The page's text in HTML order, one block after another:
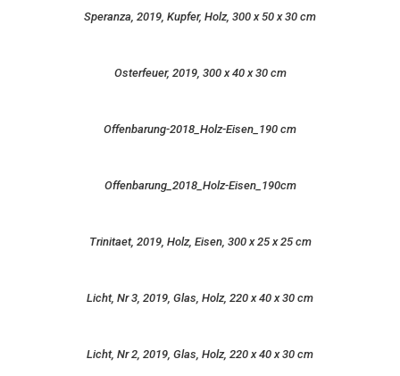
Speranza, 2019, Kupfer, Holz, 300 x 50 x 30 cm
Osterfeuer, 2019, 300 x 40 x 30 cm
Offenbarung-2018_Holz-Eisen_190 cm
Offenbarung_2018_Holz-Eisen_190cm
Trinitaet, 2019, Holz, Eisen, 300 x 25 x 25 cm
Licht, Nr 3, 2019, Glas, Holz, 220 x 40 x 30 cm
Licht, Nr 2, 2019, Glas, Holz, 220 x 40 x 30 cm